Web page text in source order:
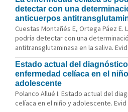
detectar con una
anticuerpos
Cuestas Montañés E, Ortega Páez E.
podría detectar con una
antitransglutaminasa en la saliva.
Estado actual del
enfermedad celíaca en el
adolescente
Polanco Allué I. Estado actual del
celíaca en el niño y adolescente. Evid